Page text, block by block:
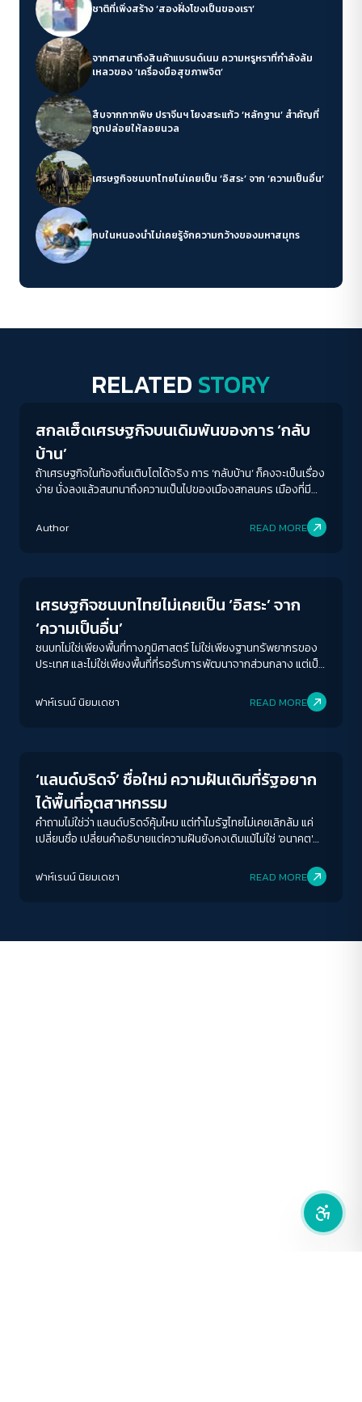
ชาติที่เพิ่งสร้าง ‘สองฝั่งโขงเป็นของเรา’
จากศาสนาถึงสินค้าแบรนด์เนม ความหรูหราที่กำลังล้ม
เหลวของ ‘เครื่องมือสุขภาพจิต’
สืบจากกากพิษ ปราจีนฯ โยงสระแก้ว ‘หลักฐาน’ สำคัญที่
ถูกปล่อยให้ลอยนวล
เศรษฐกิจชนบทไทยไม่เคยเป็น ‘อิสระ’ จาก ‘ความเป็นอื่น’
กบในหนองน้ำไม่เคยรู้จักความกว้างของมหาสมุทร
RELATED STORY
สกลเฮ็ดเศรษฐกิจบนเดิมพันของการ ‘กลับ
บ้าน’
ถ้าเศรษฐกิจในท้องถิ่นเติบโตได้จริง การ ‘กลับบ้าน’ ก็คงจะเป็นเรื่อง
ง่าย นั่งลงแล้วสนทนาถึงความเป็นไปของเมืองสกลนคร เมืองที่มี
พร้อมกัน
Author READ MORE
เศรษฐกิจชนบทไทยไม่เคยเป็น ‘อิสระ’ จาก
‘ความเป็นอื่น’
ชนบทไม่ใช่เพียงพื้นที่ทางภูมิศาสตร์ ไม่ใช่เพียงฐานทรัพยากรของ
ประเทศ และไม่ใช่เพียงพื้นที่ที่รอรับการพัฒนาจากส่วนกลาง แต่เป็น
ฟาห์เรนน์ นิยมเดชา READ MORE
‘แลนด์บริดจ์’ ชื่อใหม่ ความฝันเดิมที่รัฐอยาก
ได้พื้นที่อุตสาหกรรม
คำถามไม่ใช่ว่า แลนด์บริดจ์คุ้มไหม แต่ทำไมรัฐไทยไม่เคยเลิกล้ม แค่
เปลี่ยนชื่อ เปลี่ยนคำอธิบายแต่ความฝันยังคงเดิมแม้ไม่ใช่ 'อนาคต'
ฟาห์เรนน์ นิยมเดชา READ MORE
ปกติ มาก มากที่สุด
ปิด Deutan Tritan